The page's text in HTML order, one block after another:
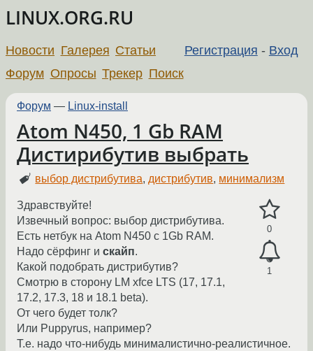
LINUX.ORG.RU
Регистрация - Вход
Новости Галерея Статьи
Форум Опросы Трекер Поиск
Форум — Linux-install
Atom N450, 1 Gb RAM
Дистирибутив выбрать
выбор дистрибутива,дистрибутив, минимализм
0
1
Здравствуйте!
Извечный вопрос: выбор дистрибутива.
Есть нетбук на Atom N450 с 1Gb RAM.
Надо сёрфинг и скайп.
Какой подобрать дистрибутив?
Смотрю в сторону LM xfce LTS (17, 17.1,
17.2, 17.3, 18 и 18.1 beta).
От чего будет толк?
Или Puppyrus, например?
Т.е. надо что-нибудь минималистично-реалистичное.